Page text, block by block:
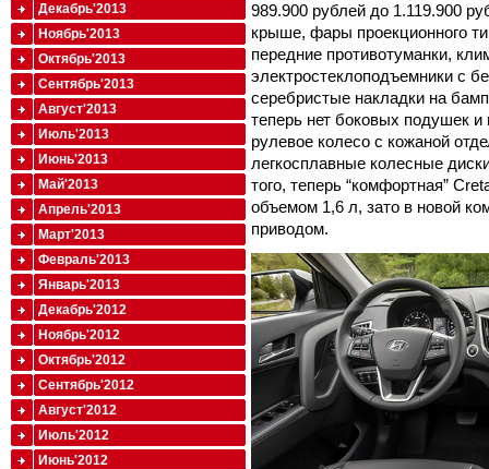
989.900 рублей до 1.119.900
крыше, фары проекционного
передние противотуманки,
электростеклоподъемники с
серебристые накладки на
теперь нет боковых подушек и
рулевое колесо с кожаной
легкосплавные колесные
того, теперь “комфортная”
объемом 1,6 л, зато в новой
приводом.
Декабрь'2013
Ноябрь'2013
Октябрь'2013
Сентябрь'2013
Август'2013
Июль'2013
Июнь'2013
Май'2013
Апрель'2013
Март'2013
Февраль'2013
Январь'2013
Декабрь'2012
Ноябрь'2012
Октябрь'2012
Сентябрь'2012
Август'2012
Июль'2012
Июнь'2012